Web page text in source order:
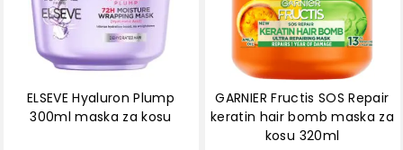
ELSEVE Hyaluron Plump
300ml maska za kosu
GARNIER Fructis SOS Repair
keratin hair bomb maska za
kosu 320ml